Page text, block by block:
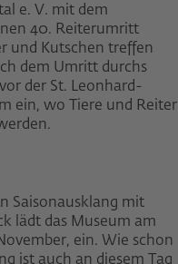
e. V. mit dem
40. Reiterumritt
und Kutschen treffen
dem Umritt durchs
der St. Leonhard-
ein, wo Tiere und Reiter
Saisonausklang mit
lädt das Museum am
ein. Wie schon
ist auch an diesem Tag